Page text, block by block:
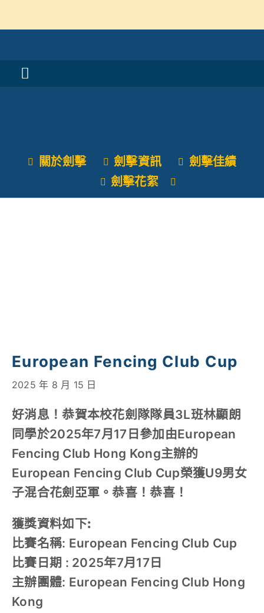
Toggle
學與教
校風及學生支援
關於劍擊 劍擊資訊
劍擊佳績
劍擊花絮
European Fencing Club Cup
2025 年 8 月 15 日
好消息！恭賀本校花劍隊隊員3L班林顯朗
同學於2025年7月17日參加由European
Fencing Club Hong Kong主辦的
European Fencing Club Cup榮獲U9男女
子混合花劍亞軍。恭喜！恭喜！
獲獎資料如下:
比賽名稱: European Fencing Club Cup
比賽日期 : 2025年7月17日
主辦團體: European Fencing Club Hong
Kong